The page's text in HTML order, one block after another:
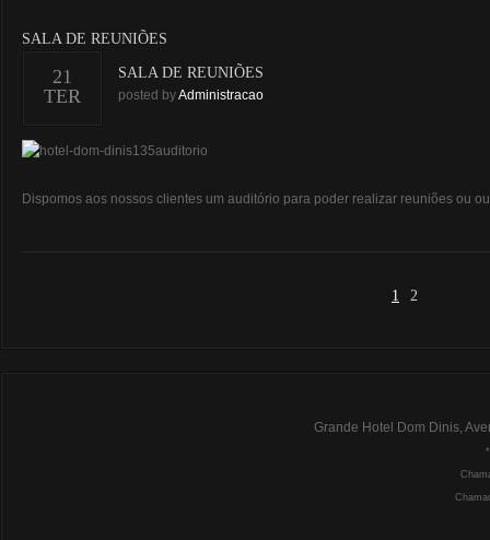
SALA DE REUNIÕES
21
TER
SALA DE REUNIÕES
posted byAdministracao
Dispomos aos nossos clientes um auditório para poder realizar reuniões ou
1 2
Grande Hotel Dom Dinis,